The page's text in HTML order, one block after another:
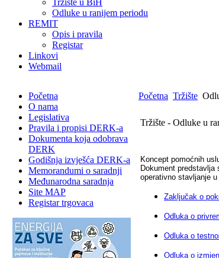
Tržište u BiH
Odluke u ranijem periodu
REMIT
Opis i pravila
Registar
Linkovi
Webmail
Početna
O nama
Legislativa
Pravila i propisi DERK-a
Dokumenta koja odobrava
DERK
Godišnja izvješća DERK-a
Memorandumi o saradnji
Međunarodna saradnja
Site MAP
Registar trgovaca
Početna Tržište
Tržište - Odluke u
Koncept pomoćnih
Dokument
operativno stavljanje
Zaključak o
Odluka o
Odluka o
Odluka o